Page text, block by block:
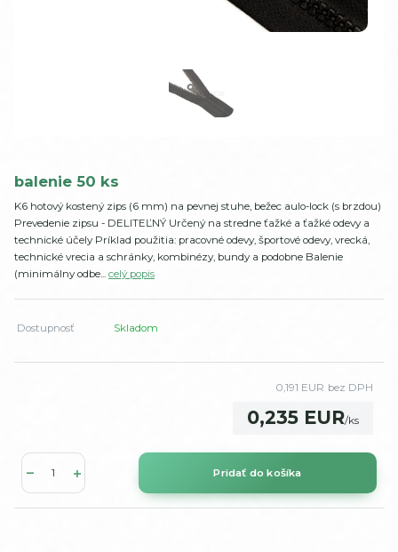
balenie 50 ks
K6 hotový kostený zips (6 mm) na pevnej stuhe, bežec aulo-lock (s brzdou)
Prevedenie zipsu - DELITEĽNÝ Určený na stredne ťažké a ťažké odevy a
technické účely Príklad použitia: pracovné odevy, športové odevy, vrecká,
technické vrecia a schránky, kombinézy, bundy a podobne Balenie
(minimálny odbe... celý popis
Dostupnosť Skladom
0,235 EUR/ks
0,191 EUR bez DPH
Pridať do košíka